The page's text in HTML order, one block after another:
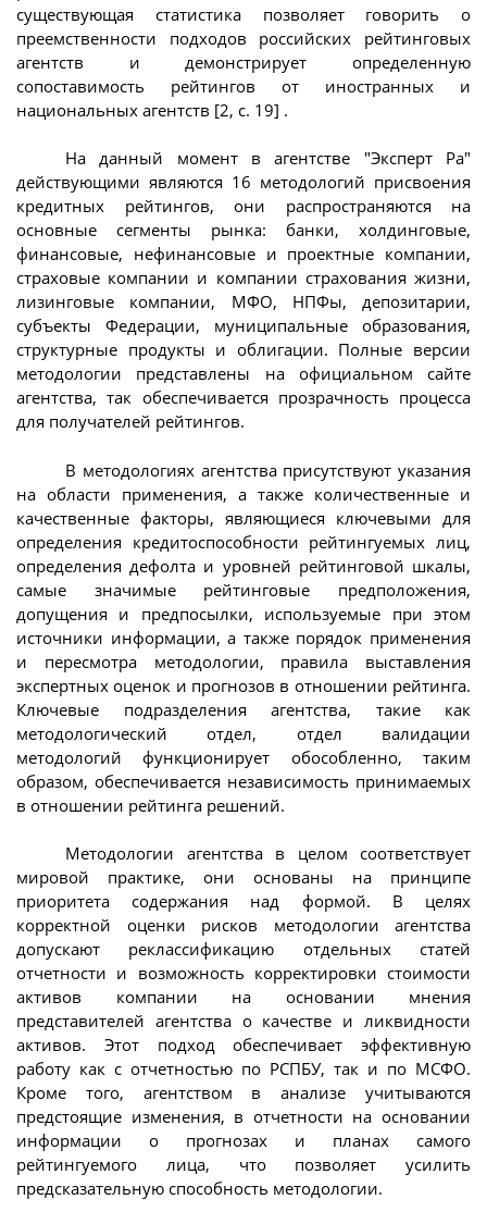
существующая статистика позволяет говорить о
преемственности подходов российских рейтинговых
агентств и демонстрирует определенную
сопоставимость рейтингов от иностранных и
национальных агентств [2, с. 19] .
На данный момент в агентстве "Эксперт Ра"
действующими являются 16 методологий присвоения
кредитных рейтингов, они распространяются на
основные сегменты рынка: банки, холдинговые,
финансовые, нефинансовые и проектные компании,
страховые компании и компании страхования жизни,
лизинговые компании, МФО, НПФы, депозитарии,
субъекты Федерации, муниципальные образования,
структурные продукты и облигации. Полные версии
методологии представлены на официальном сайте
агентства, так обеспечивается прозрачность процесса
для получателей рейтингов.
В методологиях агентства присутствуют указания
на области применения, а также количественные и
качественные факторы, являющиеся ключевыми для
определения кредитоспособности рейтингуемых лиц,
определения дефолта и уровней рейтинговой шкалы,
самые значимые рейтинговые предположения,
допущения и предпосылки, используемые при этом
источники информации, а также порядок применения
и пересмотра методологии, правила выставления
экспертных оценок и прогнозов в отношении рейтинга.
Ключевые подразделения агентства, такие как
методологический отдел, отдел валидации
методологий функционирует обособленно, таким
образом, обеспечивается независимость принимаемых
в отношении рейтинга решений.
Методологии агентства в целом соответствует
мировой практике, они основаны на принципе
приоритета содержания над формой. В целях
корректной оценки рисков методологии агентства
допускают реклассификацию отдельных статей
отчетности и возможность корректировки стоимости
активов компании на основании мнения
представителей агентства о качестве и ликвидности
активов. Этот подход обеспечивает эффективную
работу как с отчетностью по РСПБУ, так и по МСФО.
Кроме того, агентством в анализе учитываются
предстоящие изменения, в отчетности на основании
информации о прогнозах и планах самого
рейтингуемого лица, что позволяет усилить
предсказательную способность методологии.